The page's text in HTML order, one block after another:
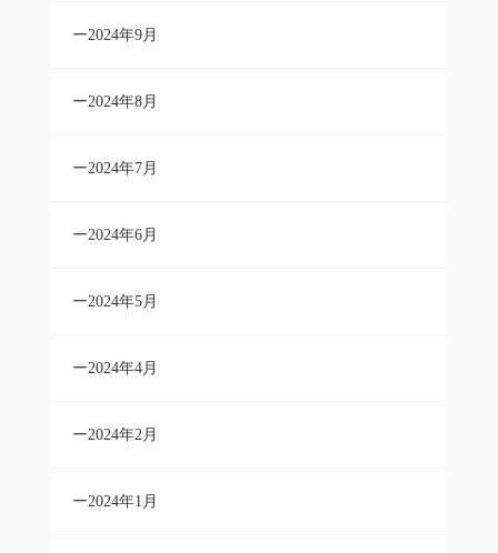
2024年9月
2024年8月
2024年7月
2024年6月
2024年5月
2024年4月
2024年2月
2024年1月